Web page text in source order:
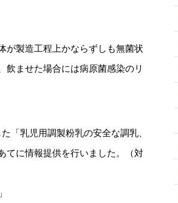
が製造工程上かならずしも無菌状
飲ませた場合には病原菌感染のリ
「乳児用調製粉乳の安全な調乳、
てに情報提供を行いました。（対